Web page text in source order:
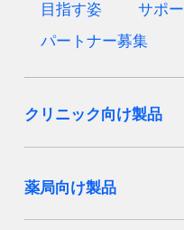
目指す姿
サポ
パートナー募集
クリニック向け製品
薬局向け製品